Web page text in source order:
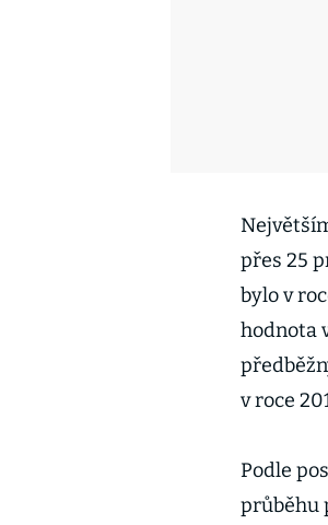
přes 25
bylo v
hodnota
v roce
Podle
průběhu